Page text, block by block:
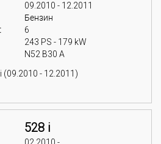
09.2010 - 12.2011
Бензин
6
243 PS - 179 kW
N52 B30 A
(09.2010 - 12.2011)
528 i